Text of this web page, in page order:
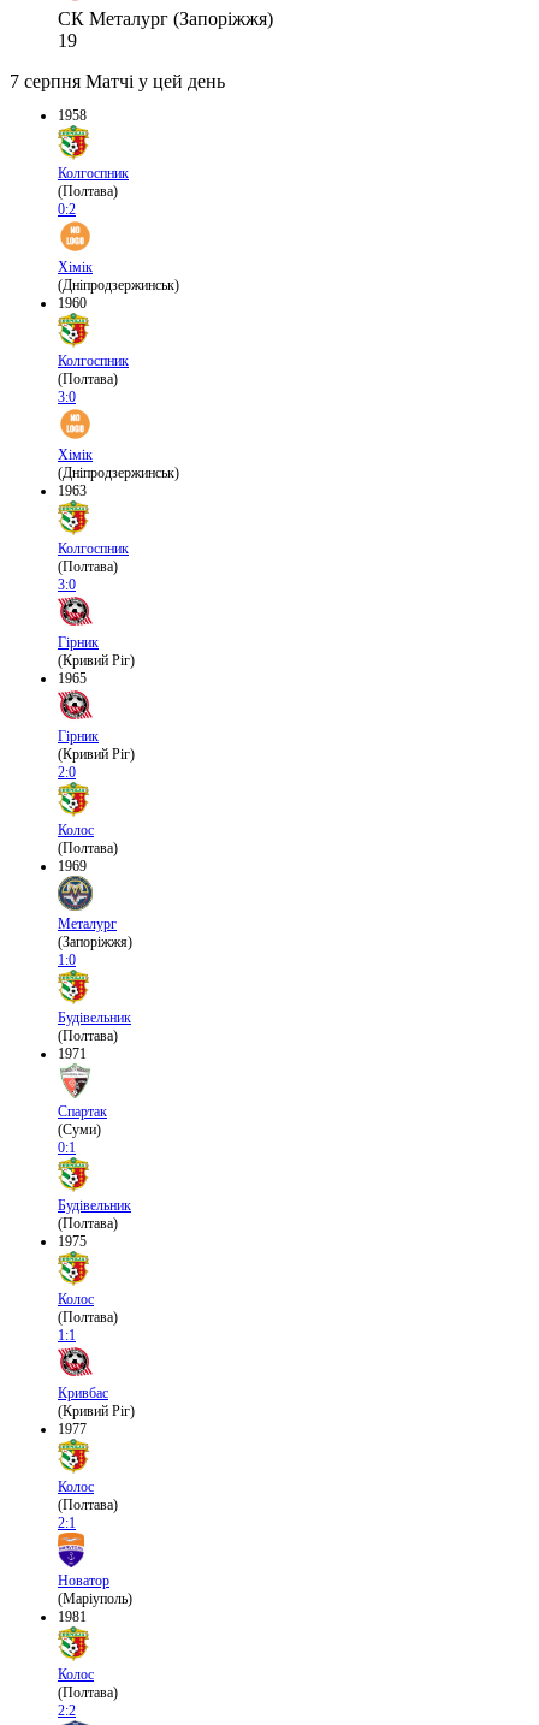
СК Металург (Запоріжжя)
19
7 серпня Матчі у цей день
1958
Колгоспник
(Полтава)
0:2
Хімік
(Дніпродзержинськ)
1960
Колгоспник
(Полтава)
3:0
Хімік
(Дніпродзержинськ)
1963
Колгоспник
(Полтава)
3:0
Гірник
(Кривий Ріг)
1965
Гірник
(Кривий Ріг)
2:0
Колос
(Полтава)
1969
Металург
(Запоріжжя)
1:0
Будівельник
(Полтава)
1971
Спартак
(Суми)
0:1
Будівельник
(Полтава)
1975
Колос
(Полтава)
1:1
Кривбас
(Кривий Ріг)
1977
Колос
(Полтава)
2:1
Новатор
(Маріуполь)
1981
Колос
(Полтава)
2:2